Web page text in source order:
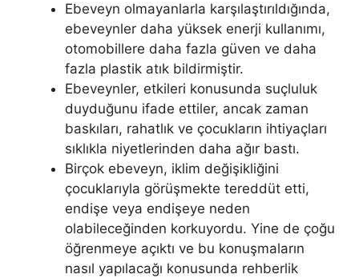
Ebeveyn olmayanlarla karşılaştırıldığında,
ebeveynler daha yüksek enerji kullanımı,
otomobillere daha fazla güven ve daha
fazla plastik atık bildirmiştir.
Ebeveynler, etkileri konusunda suçluluk
duyduğunu ifade ettiler, ancak zaman
baskıları, rahatlık ve çocukların ihtiyaçları
sıklıkla niyetlerinden daha ağır bastı.
Birçok ebeveyn, iklim değişikliğini
çocuklarıyla görüşmekte tereddüt etti,
endişe veya endişeye neden
olabileceğinden korkuyordu. Yine de çoğu
öğrenmeye açıktı ve bu konuşmaların
nasıl yapılacağı konusunda rehberlik